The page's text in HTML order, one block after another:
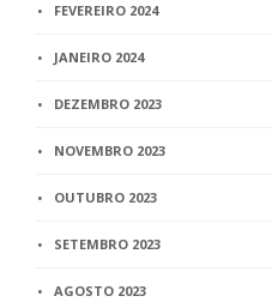
FEVEREIRO 2024
JANEIRO 2024
DEZEMBRO 2023
NOVEMBRO 2023
OUTUBRO 2023
SETEMBRO 2023
AGOSTO 2023